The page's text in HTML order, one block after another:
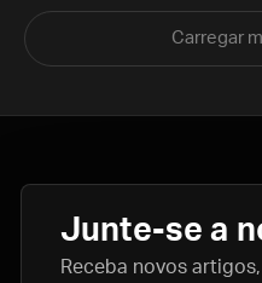
Carregar
Junte-se a
Receba novos